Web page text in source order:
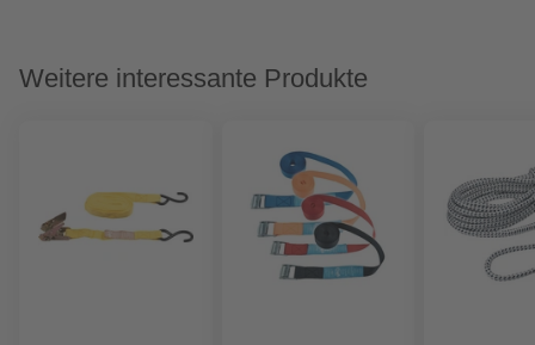
Weitere interessante Produkte